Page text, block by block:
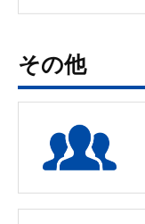
その他​